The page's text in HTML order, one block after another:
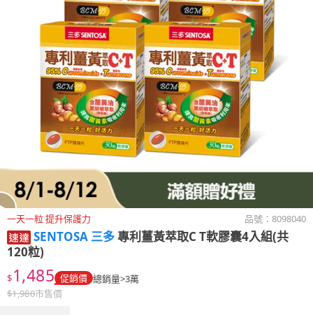
一天一粒 提升保護力 品號： 8098040
SENTOSA 三多專利薑黃萃取C T軟膠囊4入組(共
120粒)
$1,485 促銷價 總銷量>3萬
$1,980市售價